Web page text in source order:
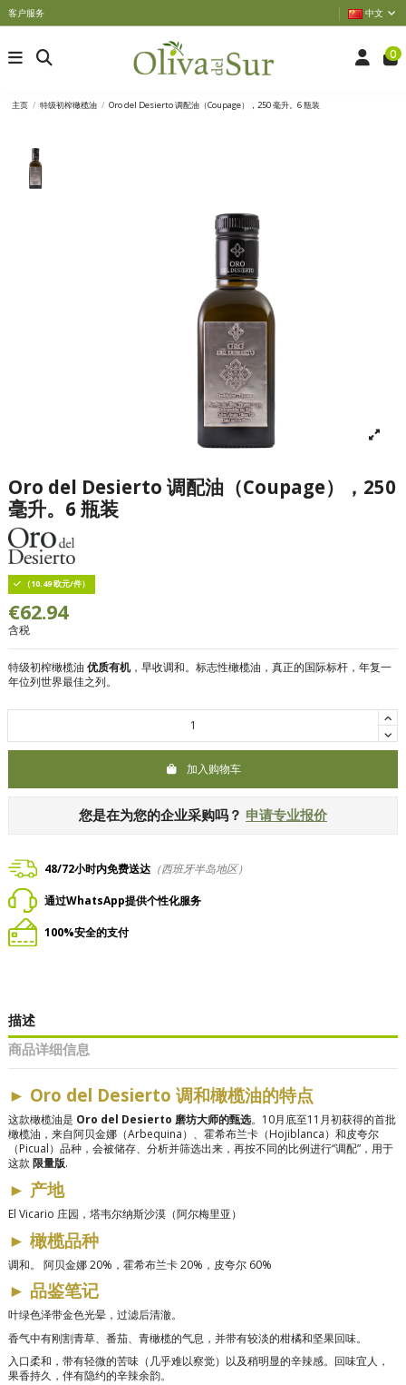
客户服务 中文
0
主页 特级初榨橄榄油 Oro del Desierto 调配油（Coupage），250 毫升。6 瓶装
Oro del Desierto 调配油（Coupage），250
毫升。6 瓶装
（10.49 欧元/件）
€62.94
含税
特级初榨橄榄油 优质有机，早收调和。标志性橄榄油，真正的国际标杆，年复一
年位列世界最佳之列。
加入购物车
您是在为您的企业采购吗？ 申请专业报价
48/72小时内免费送达 （西班牙半岛地区）
通过WhatsApp提供个性化服务
100%安全的支付
描述
商品详细信息
► Oro del Desierto 调和橄榄油的特点
这款橄榄油是 Oro del Desierto 磨坊大师的甄选。10月底至11月初获得的首批
橄榄油，来自阿贝金娜（Arbequina）、霍希布兰卡（Hojiblanca）和皮夸尔
（Picual）品种，会被储存、分析并筛选出来，再按不同的比例进行“调配”，用于
这款限量版.
► 产地
El Vicario 庄园，塔韦尔纳斯沙漠（阿尔梅里亚）
► 橄榄品种
调和。 阿贝金娜 20%，霍希布兰卡 20%，皮夸尔 60%
► 品鉴笔记
叶绿色泽带金色光晕，过滤后清澈。
香气中有刚割青草、番茄、青橄榄的气息，并带有较淡的柑橘和坚果回味。
入口柔和，带有轻微的苦味（几乎难以察觉）以及稍明显的辛辣感。回味宜人，
果香持久，伴有隐约的辛辣余韵。